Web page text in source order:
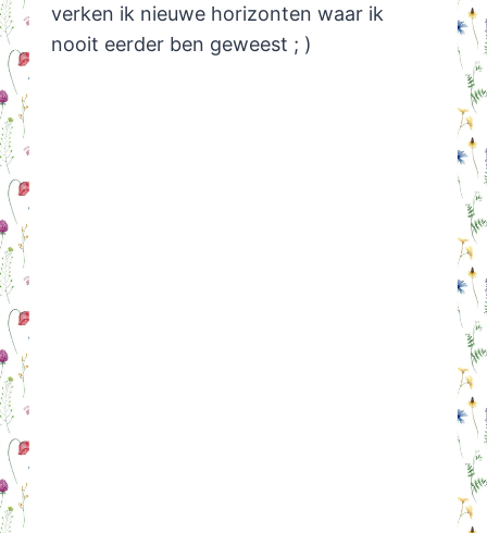
verken ik nieuwe horizonten waar ik
nooit eerder ben geweest ; )